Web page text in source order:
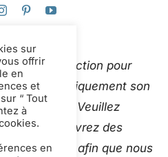
Traduction pour
et automatiquement son
langues. Veuillez
vous découvrez des
inexactes afin que nous
sur
offrir
en
et
“ Tout
à
en